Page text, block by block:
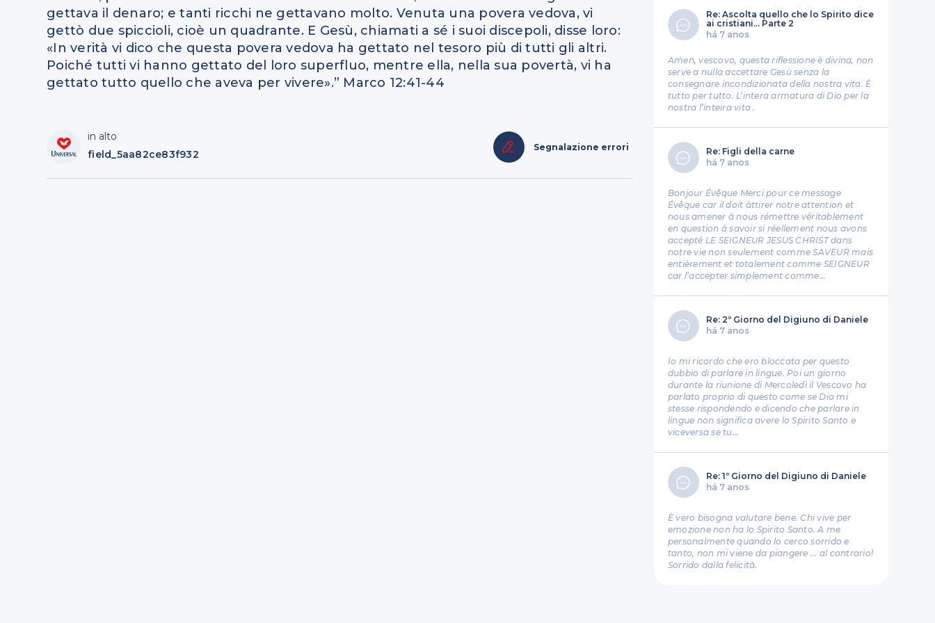
gettava il denaro; e tanti ricchi ne gettavano molto. Venuta una povera vedova, vi
gettò due spiccioli, cioè un quadrante. E Gesù, chiamati a sé i suoi discepoli, disse loro:
«In verità vi dico che questa povera vedova ha gettato nel tesoro più di tutti gli altri.
Poiché tutti vi hanno gettato del loro superfluo, mentre ella, nella sua povertà, vi ha
gettato tutto quello che aveva per vivere».” Marco 12:41-44
in alto
field_5aa82ce83f932
Segnalazione errori
Re: Ascolta quello che lo Spirito dice
ai cristiani... Parte 2
há 7 anos
Amen, vescovo, questa riflessione è divina, non
serve a nulla accettare Gesù senza la
consegnare incondizionata della nostra vita. È
tutto per tutto. L’intera armatura di Dio per la
nostra l’inteira vita .
Re: Figli della carne
há 7 anos
Bonjour Évêque Merci pour ce message
Évêque car il doit àttirer notre attention et
nous amener à nous rémettre véritablement
en question à savoir si réellement nous avons
accepté LE SEIGNEUR JESUS CHRIST dans
notre vie non seulement comme SAVEUR mais
entièrement et totalement comme SEIGNEUR
car l’accepter simplement comme…
Re: 2º Giorno del Digiuno di Daniele
há 7 anos
Io mi ricordo che ero bloccata per questo
dubbio di parlare in lingue. Poi un giorno
durante la riunione di Mercoledì il Vescovo ha
parlato proprio di questo come se Dio mi
stesse rispondendo e dicendo che parlare in
lingue non significa avere lo Spirito Santo e
viceversa se tu…
Re: 1º Giorno del Digiuno di Daniele
há 7 anos
È vero bisogna valutare bene. Chi vive per
emozione non ha lo Spirito Santo. A me
personalmente quando lo cerco sorrido e
tanto, non mi viene da piangere ... al contrario!
Sorrido dalla felicità.